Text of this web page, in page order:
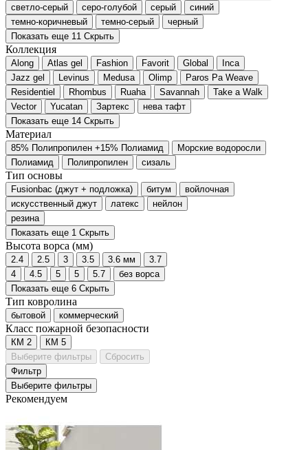
светло-серый
серо-голубой серый
синий
темно-коричневый
темно-серый
черный
Показать еще 11 Скрыть
Коллекция
Along Atlas gel Fashion Favorit Global
Inca
Jazz gel
Levinus Medusa Olimp
Paros Pa Weave
Residentiel
Rhombus Ruaha Savannah
Take a Walk
Vector
Yucatan Зартекс
нева тафт
Показать еще 14 Скрыть
Материал
85% Полипропилен +15% Полиамид
Морские водоросли
Полиамид
Полипропилен сизаль
Тип основы
Fusionbac (джут + подложка) битум
войлочная
искусственный джут
латекс
нейлон
резина
Показать еще 1 Скрыть
Высота ворса (мм)
2.4 2.5 3 3.5 3.6 мм
3.7
4
4.5 5 5 5.7
без ворса
Показать еще 6 Скрыть
Тип ковролина
бытовой коммерческий
Класс пожарной безопасности
КМ 2
КМ 5
Выберите фильтры
Сбросить
Фильтр
Выберите фильтры
Рекомендуем